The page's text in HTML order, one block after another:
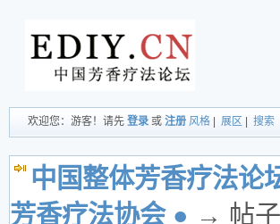
欢迎您：游客！请先 登录 或 注册 风格 展区 搜索
中国整体芳香疗法论
芳香疗法协会 ● → 帖